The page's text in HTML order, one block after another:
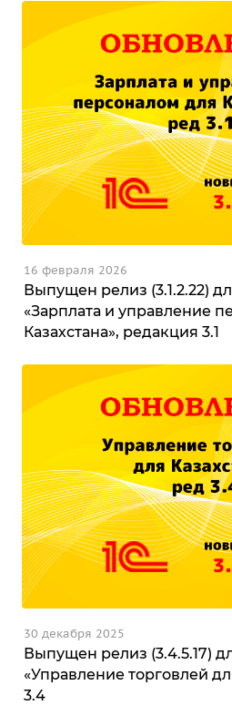
Выпущен релиз (3.1.2.22)
«Зарплата и управление
Казахстана», редакция 3.1
16 февраля 2026
Выпущен релиз (3.4.5.17)
«Управление торговлей
3.4
30 декабря 2025